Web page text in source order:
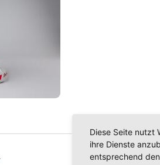
Diese Seite nutzt
ihre Dienste
entsprechend